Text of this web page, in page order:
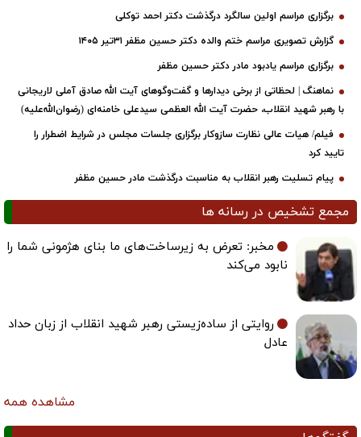
برگزاری مراسم اولین سالگرد درگذشت دکتر احمد توکلی
گزارش تصویری مراسم ختم والده دکتر حسین مظفر ۳۱تیر ۱۴۰۵
برگزاری مراسم یادبود مادر دکتر حسین مظفر
نماهنگ | لحظاتی از برخی دیدارها و گفت‌وگوهای آیت ‌الله صادق آملی لاریجانی
با رهبر شهید انقلاب، حضرت آیت‌ الله العظمی سیدعلی خامنه‌ای (رضوان‌الله‌علیه)
فیلم/ هیات عالی نظارت سازوکار برگزاری جلسات مجلس در شرایط اضطرار را
تایید کرد
پیام تسلیت رهبر انقلاب به مناسبت درگذشت مادر حسین مظفر
مجمع تشخیص در رسانه ها
مخبر: تعرض به زیرساخت‌های ما بنای هژمونی شما را
نابود می‌کند
روایتی از ساده‌زیستی رهبر شهید انقلاب از زبان حداد
عادل
مشاهده همه